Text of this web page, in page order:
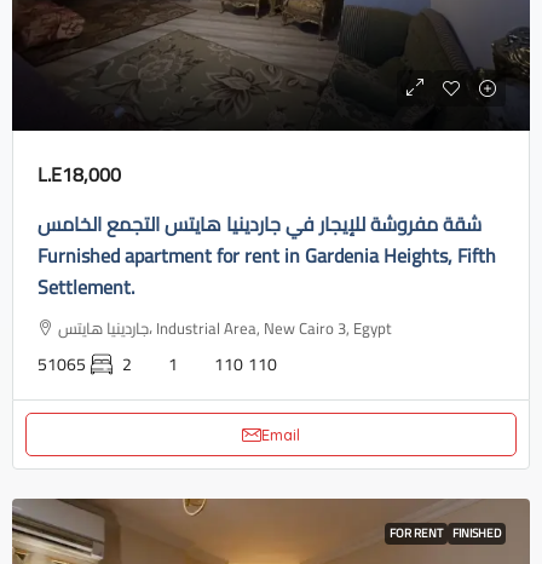
L.E18,000
شقة مفروشة للإيجار في جاردينيا هايتس التجمع الخامس
Furnished apartment for rent in Gardenia Heights, Fifth
Settlement.
جاردينيا هايتس، Industrial Area, New Cairo 3, Egypt
51065 2 1 110110
Email
FOR RENT FINISHED